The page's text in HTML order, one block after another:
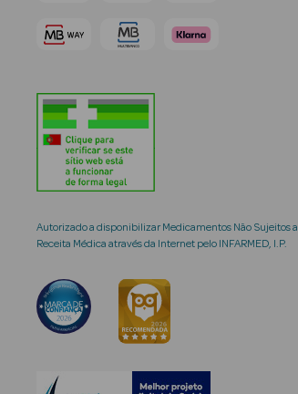
Autorizado a disponibilizar Medicamentos Não Sujeitos a
Receita Médica através da Internet pelo INFARMED, I.P.